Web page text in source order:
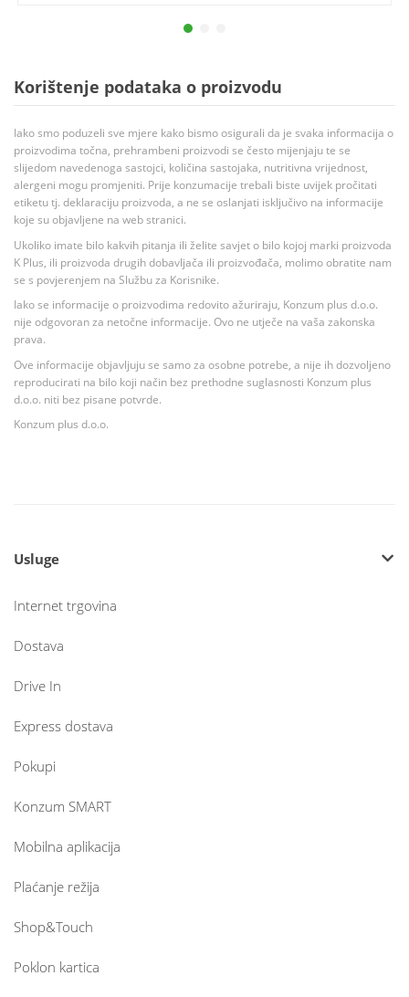
Korištenje podataka o proizvodu
Iako smo poduzeli sve mjere kako bismo osigurali da je svaka informacija o
proizvodima točna, prehrambeni proizvodi se često mijenjaju te se
slijedom navedenoga sastojci, količina sastojaka, nutritivna vrijednost,
alergeni mogu promjeniti. Prije konzumacije trebali biste uvijek pročitati
etiketu tj. deklaraciju proizvoda, a ne se oslanjati isključivo na informacije
koje su objavljene na web stranici.
Ukoliko imate bilo kakvih pitanja ili želite savjet o bilo kojoj marki proizvoda
K Plus, ili proizvoda drugih dobavljača ili proizvođača, molimo obratite nam
se s povjerenjem na Službu za Korisnike.
Iako se informacije o proizvodima redovito ažuriraju, Konzum plus d.o.o.
nije odgovoran za netočne informacije. Ovo ne utječe na vaša zakonska
prava.
Ove informacije objavljuju se samo za osobne potrebe, a nije ih dozvoljeno
reproducirati na bilo koji način bez prethodne suglasnosti Konzum plus
d.o.o. niti bez pisane potvrde.
Konzum plus d.o.o.
Usluge
Internet trgovina
Dostava
Drive In
Express dostava
Pokupi
Konzum SMART
Mobilna aplikacija
Plaćanje režija
Shop&Touch
Poklon kartica